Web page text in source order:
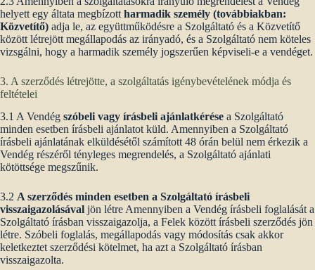
helyett egy áltata megbízott harmadik személy (továbbiakban:
Közvetítő) adja le, az együttműködésre a Szolgáltató és a Közvetítő
között létrejött megállapodás az irányadó, és a Szolgáltató nem köteles
vizsgálni, hogy a harmadik személy jogszerűen képviseli-e a vendéget.
3. A szerződés létrejötte, a szolgáltatás igénybevételének módja és
feltételei
3.1 A Vendég szóbeli vagy írásbeli ajánlatkérése a Szolgáltató
minden esetben írásbeli ajánlatot küld. Amennyiben a Szolgáltató
írásbeli ajánlatának elküldésétől számított 48 órán belül nem érkezik a
Vendég részéről tényleges megrendelés, a Szolgáltató ajánlati
kötöttsége megszűnik.
3.2 A szerződés minden esetben a Szolgáltató írásbeli
visszaigazolásával jön létre Amennyiben a Vendég írásbeli foglalását a
Szolgáltató írásban visszaigazolja, a Felek között írásbeli szerződés jön
létre. Szóbeli foglalás, megállapodás vagy módosítás csak akkor
keletkeztet szerződési kötelmet, ha azt a Szolgáltató írásban
visszaigazolta.